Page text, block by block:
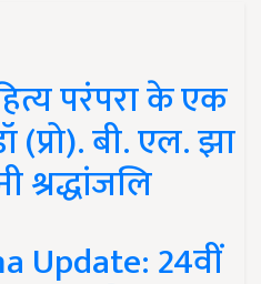
परंपरा के एक
बी. एल. झा
श्रद्धांजलि
Update: 24वीं